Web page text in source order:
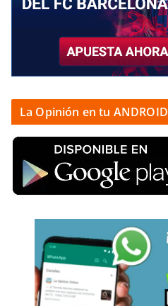
La Opinión en tu ANDROID